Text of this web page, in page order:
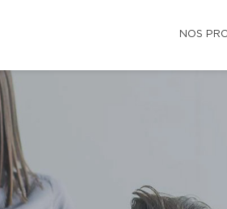
NOS